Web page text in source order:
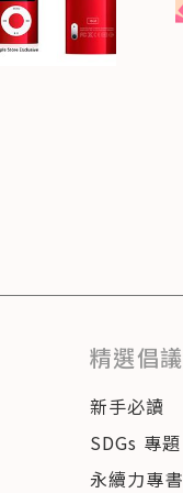
精選倡議
新手必讀
SDGs 專題
永續力專書